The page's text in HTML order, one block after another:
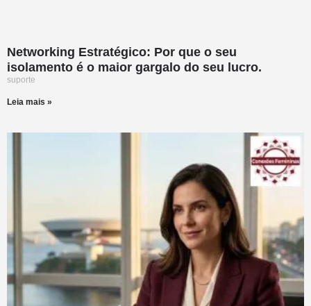
Networking Estratégico: Por que o seu
isolamento é o maior gargalo do seu lucro.
suporte
Leia mais »